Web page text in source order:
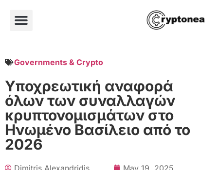
Governments & Crypto
Υποχρεωτική αναφορά
όλων των συναλλαγών
κρυπτονομισμάτων στο
Ηνωμένο Βασίλειο από το
2026
Dimitris Alexandridis
May 19, 2025